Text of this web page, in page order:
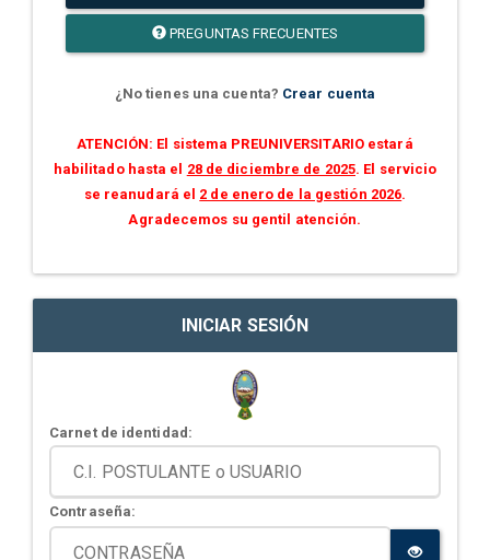
PREGUNTAS FRECUENTES
¿No tienes una cuenta? Crear cuenta
ATENCIÓN: El sistema PREUNIVERSITARIO estará
habilitado hasta el 28 de diciembre de 2025. El servicio
se reanudará el 2 de enero de la gestión 2026.
Agradecemos su gentil atención.
INICIAR SESIÓN
Carnet de identidad:
Contraseña: